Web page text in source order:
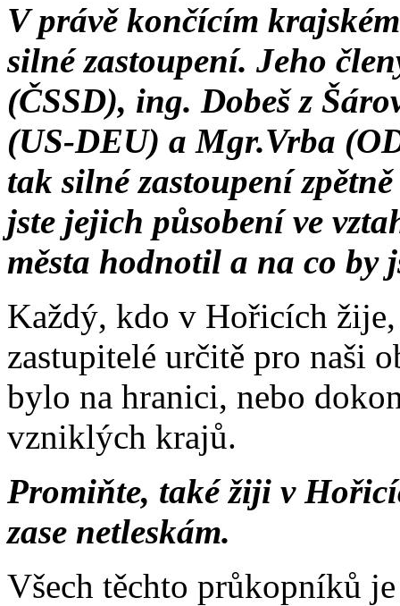
V právě končícím
silné zastoupení. Jeho
(ČSSD), ing. Dobeš z
(US-DEU) a Mgr.Vrba
tak silné zastoupení
jste jejich působení ve
města hodnotil a na co by
Každý, kdo v Hořicích
zastupitelé určitě pro naši
bylo na hranici, nebo
vzniklých krajů.
Promiňte, také žiji v
zase netleskám.
Všech těchto průkopníků